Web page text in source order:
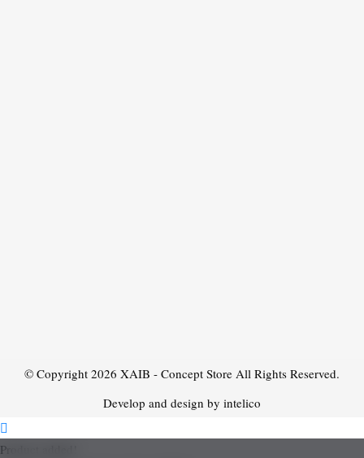
© Copyright 2026 XAIB - Concept Store All Rights Reserved.
Develop and design by intelico
Product added!